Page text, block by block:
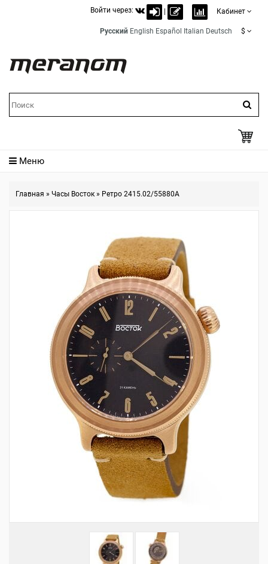
Войти через: Кабинет
Русский English Español Italian Deutsch $
Меню
Главная » Часы Восток » Ретро 2415.02/55880A